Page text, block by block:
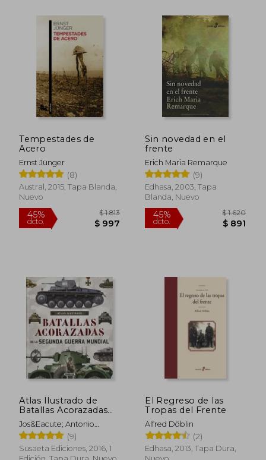
40%
dcto.
Tempestades de
Acero
Ernst Jünger
(8)
Austral, 2015, Tapa Blanda,
Nuevo
45%
dcto.
$ 1.813
Sin novedad en el
frente
Erich Maria Remarque
(9)
Edhasa, 2003, Tapa
Blanda, Nuevo
45%
Atlas Ilustrado de
Batallas Acorazadas
de la Segunda Guerra
Mundial
Jos&Eacute; Antonio
Alcaide Yebra(9)
Susaeta Ediciones, 2016, 1
El Regreso de las
Tropas del Frente
Alfred Döblin
(2)
Edhasa, 2013, Tapa Dura,